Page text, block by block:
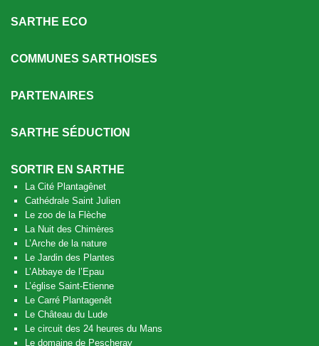
SARTHE ECO
COMMUNES SARTHOISES
PARTENAIRES
SARTHE SÉDUCTION
SORTIR EN SARTHE
La Cité Plantagênet
Cathédrale Saint Julien
Le zoo de la Flèche
La Nuit des Chimères
L’Arche de la nature
Le Jardin des Plantes
L’Abbaye de l’Epau
L’église Saint-Etienne
Le Carré Plantagenêt
Le Château du Lude
Le circuit des 24 heures du Mans
Le domaine de Pescheray